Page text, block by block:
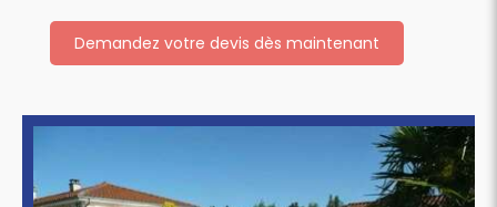
Demandez votre devis dès maintenant